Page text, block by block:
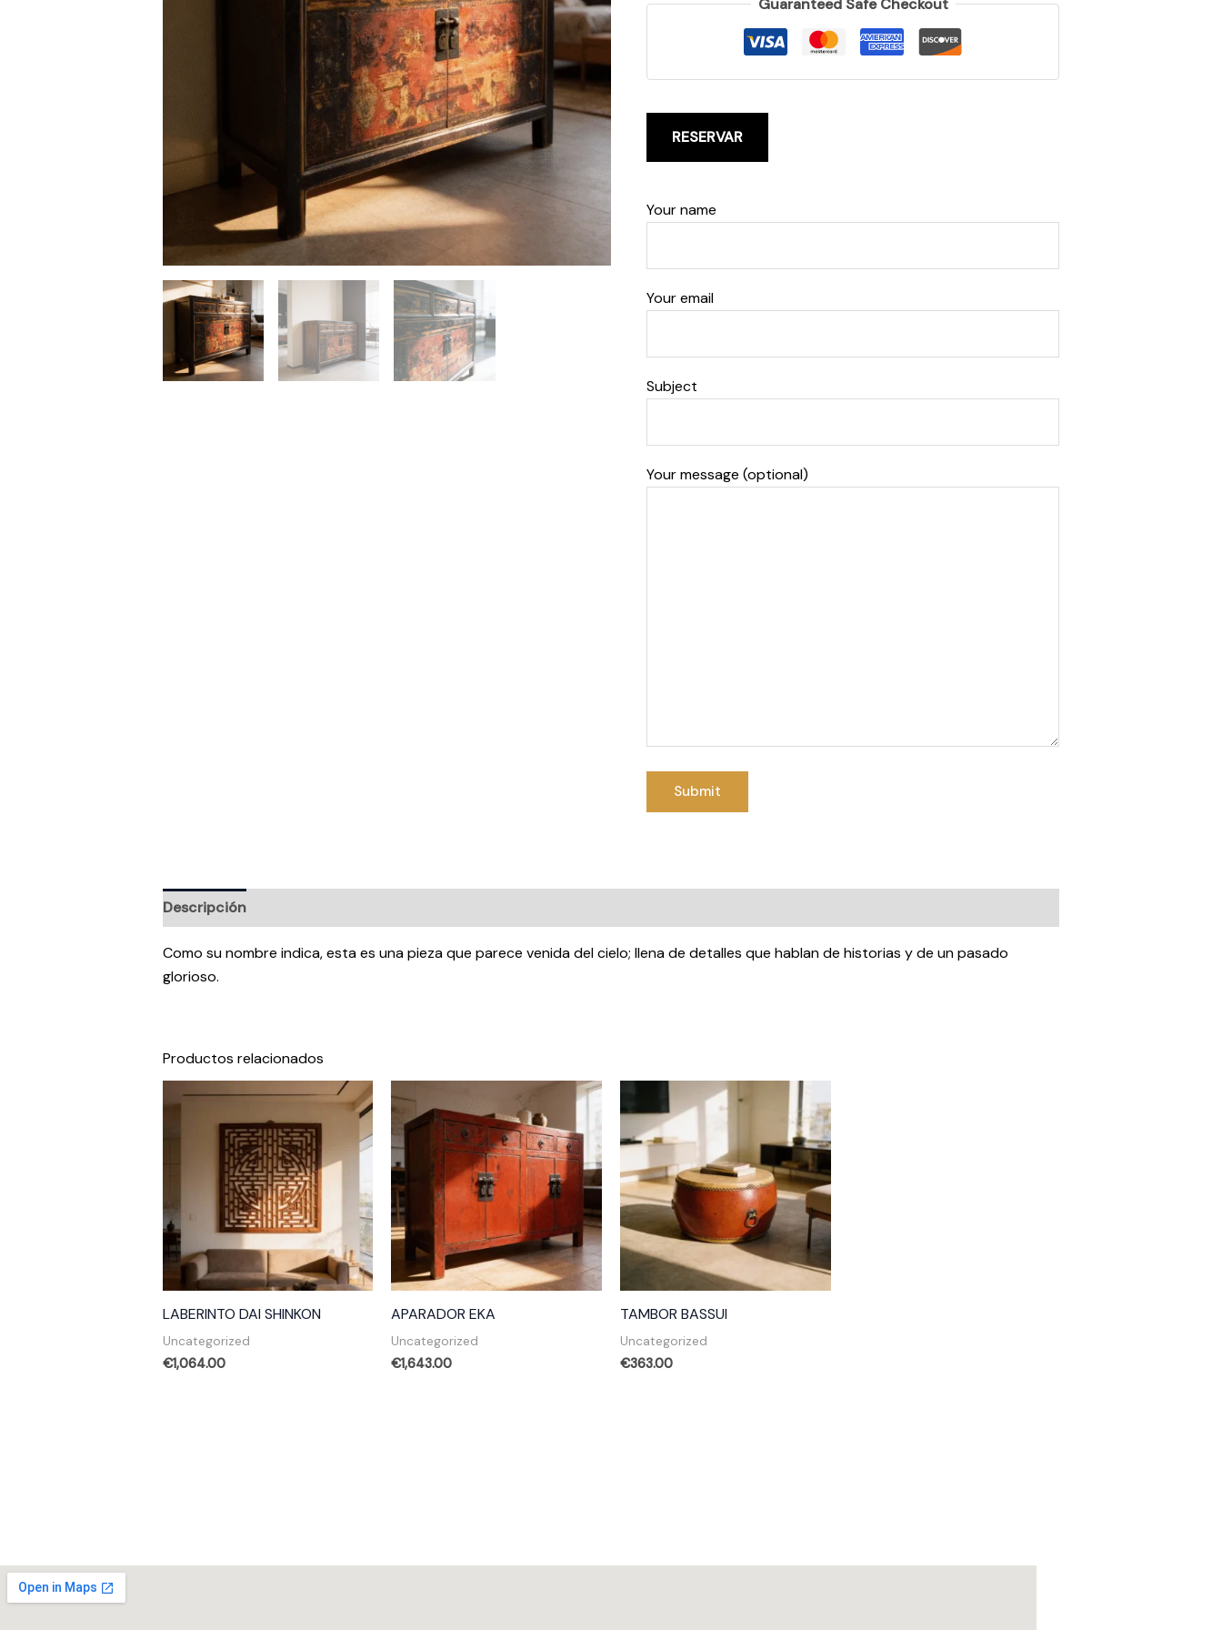
RESERVAR
Your name
Your email
Subject
Your message (optional)
Descripción
Como su nombre indica, esta es una pieza que parece venida del cielo; llena de detalles que hablan de historias y de un pasado
glorioso.
Productos relacionados
LABERINTO DAI SHINKON
Uncategorized
€1,064.00
APARADOR EKA
Uncategorized
€1,643.00
TAMBOR BASSUI
Uncategorized
€363.00